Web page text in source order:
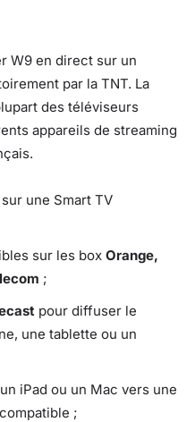
W9 en direct sur un
par la TNT. La
des téléviseurs
appareils de streaming
une Smart TV
sur les box Orange,
;
pour diffuser le
une tablette ou un
iPad ou un Mac vers une
;